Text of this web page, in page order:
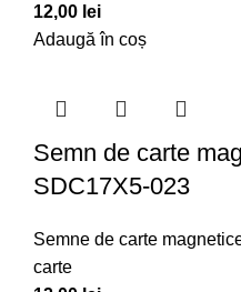
12,00 lei
Adaugă în coș
Semn de carte
SDC17X5-023
Semne de carte
carte